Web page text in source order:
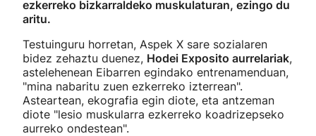
ezkerreko bizkarraldeko muskulaturan, ezingo du
aritu.
Testuinguru horretan, Aspek X sare sozialaren
bidez zehaztu duenez, Hodei Exposito aurrelariak,
astelehenean Eibarren egindako entrenamenduan,
"mina nabaritu zuen ezkerreko izterrean".
Asteartean, ekografia egin diote, eta antzeman
diote "lesio muskularra ezkerreko koadrizepseko
aurreko ondestean".